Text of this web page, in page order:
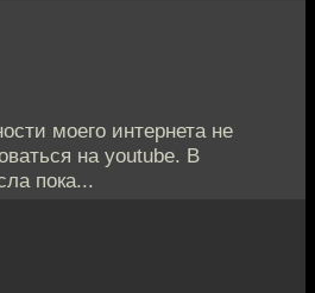
моего интернета не
на youtube. В
пока...